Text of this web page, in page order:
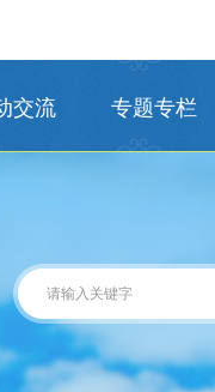
交流 专题专栏